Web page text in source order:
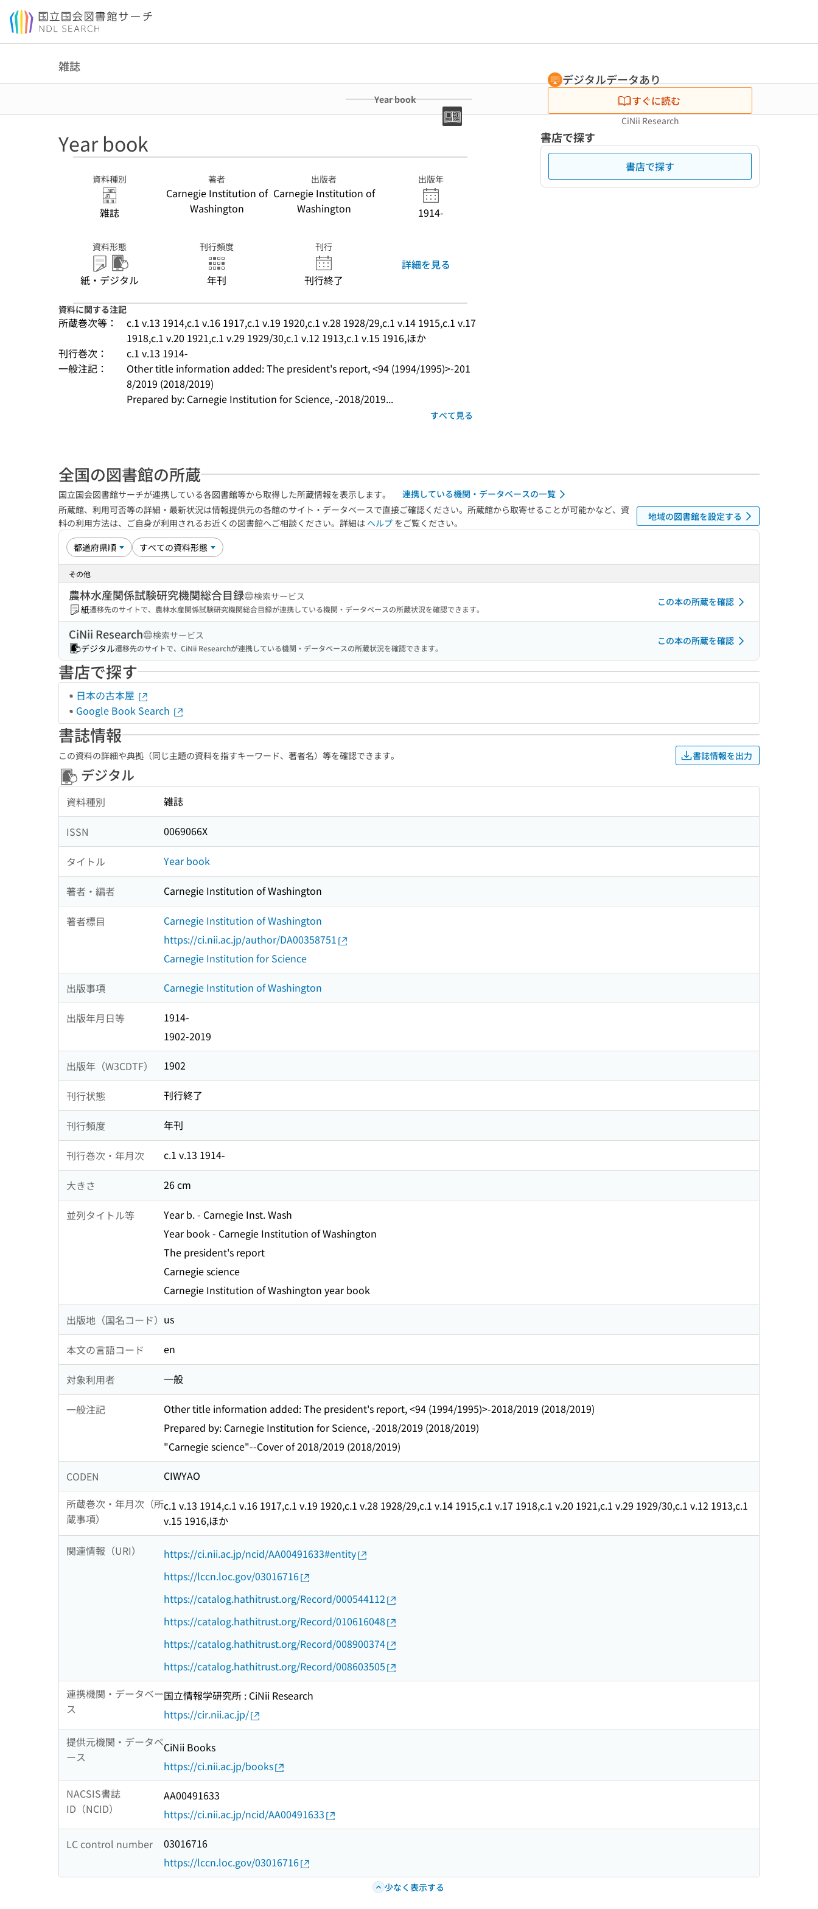
本文へ移動
雑誌
Year book
デジタルデータあり
すぐに読む
CiNii Research
Year book
資料種別
雑誌
著者
Carnegie Institution of
Washington
出版者
Carnegie Institution of
Washington
出版年
1914-
資料形態
紙・デジタル
刊行頻度
年刊
刊行
刊行終了
詳細を見る
資料に関する注記
所蔵巻次等：
c.1 v.13 1914,c.1 v.16 1917,c.1 v.19 1920,c.1 v.28 1928/29,c.1 v.14 1915,c.1 v.17
1918,c.1 v.20 1921,c.1 v.29 1929/30,c.1 v.12 1913,c.1 v.15 1916,ほか
刊行巻次：
c.1 v.13 1914-
一般注記：
Other title information added: The president's report, <94 (1994/1995)>-201
8/2019 (2018/2019)
Prepared by: Carnegie Institution for Science, -2018/2019...
すべて見る
書店で探す
書店で探す
全国の図書館の所蔵
国立国会図書館サーチが連携している各図書館等から取得した所蔵情報を表示します。
連携している機関・データベースの一覧
所蔵館、利用可否等の詳細・最新状況は情報提供元の各館のサイト・データベースで直接ご確認ください。所蔵館から取寄せることが可能かなど、資
料の利用方法は、ご自身が利用されるお近くの図書館へご相談ください。詳細は ヘルプ をご覧ください。
地域の図書館を設定する
その他
農林水産関係試験研究機関総合目録
検索サービス
紙遷移先のサイトで、農林水産関係試験研究機関総合目録が連携している機関・データベースの所蔵状況を確認できます。
この本の所蔵を確認
CiNii Research
検索サービス
デジタル遷移先のサイトで、CiNii Researchが連携している機関・データベースの所蔵状況を確認できます。
この本の所蔵を確認
書店で探す
日本の古本屋
Google Book Search
書誌情報
この資料の詳細や典拠（同じ主題の資料を指すキーワード、著者名）等を確認できます。 書誌情報を出力
デジタル
資料種別 雑誌
ISSN 0069066X
タイトル Year book
著者・編者 Carnegie Institution of Washington
著者標目
Carnegie Institution of Washington
https://ci.nii.ac.jp/author/DA00358751
Carnegie Institution for Science
出版事項 Carnegie Institution of Washington
出版年月日等
1914-
1902-2019
出版年（W3CDTF） 1902
刊行状態 刊行終了
刊行頻度 年刊
刊行巻次・年月次 c.1 v.13 1914-
大きさ 26 cm
並列タイトル等
Year b. - Carnegie Inst. Wash
Year book - Carnegie Institution of Washington
The president's report
Carnegie science
Carnegie Institution of Washington year book
出版地（国名コード） us
本文の言語コード en
対象利用者 一般
一般注記
Other title information added: The president's report, <94 (1994/1995)>-2018/2019 (2018/2019)
Prepared by: Carnegie Institution for Science, -2018/2019 (2018/2019)
"Carnegie science"--Cover of 2018/2019 (2018/2019)
CODEN
CIWYAO
所蔵巻次・年月次（所
蔵事項）
c.1 v.13 1914,c.1 v.16 1917,c.1 v.19 1920,c.1 v.28 1928/29,c.1 v.14 1915,c.1 v.17 1918,c.1 v.20 1921,c.1 v.29 1929/30,c.1 v.12 1913,c.1
v.15 1916,ほか
関連情報（URI）
https://ci.nii.ac.jp/ncid/AA00491633#entity
https://lccn.loc.gov/03016716
https://catalog.hathitrust.org/Record/000544112
https://catalog.hathitrust.org/Record/010616048
https://catalog.hathitrust.org/Record/008900374
https://catalog.hathitrust.org/Record/008603505
連携機関・データベー
ス
国立情報学研究所 : CiNii Research
https://cir.nii.ac.jp/
提供元機関・データベ
ース
CiNii Books
https://ci.nii.ac.jp/books
NACSIS書誌
ID（NCID）
AA00491633
https://ci.nii.ac.jp/ncid/AA00491633
LC control number
03016716
https://lccn.loc.gov/03016716
少なく表示する